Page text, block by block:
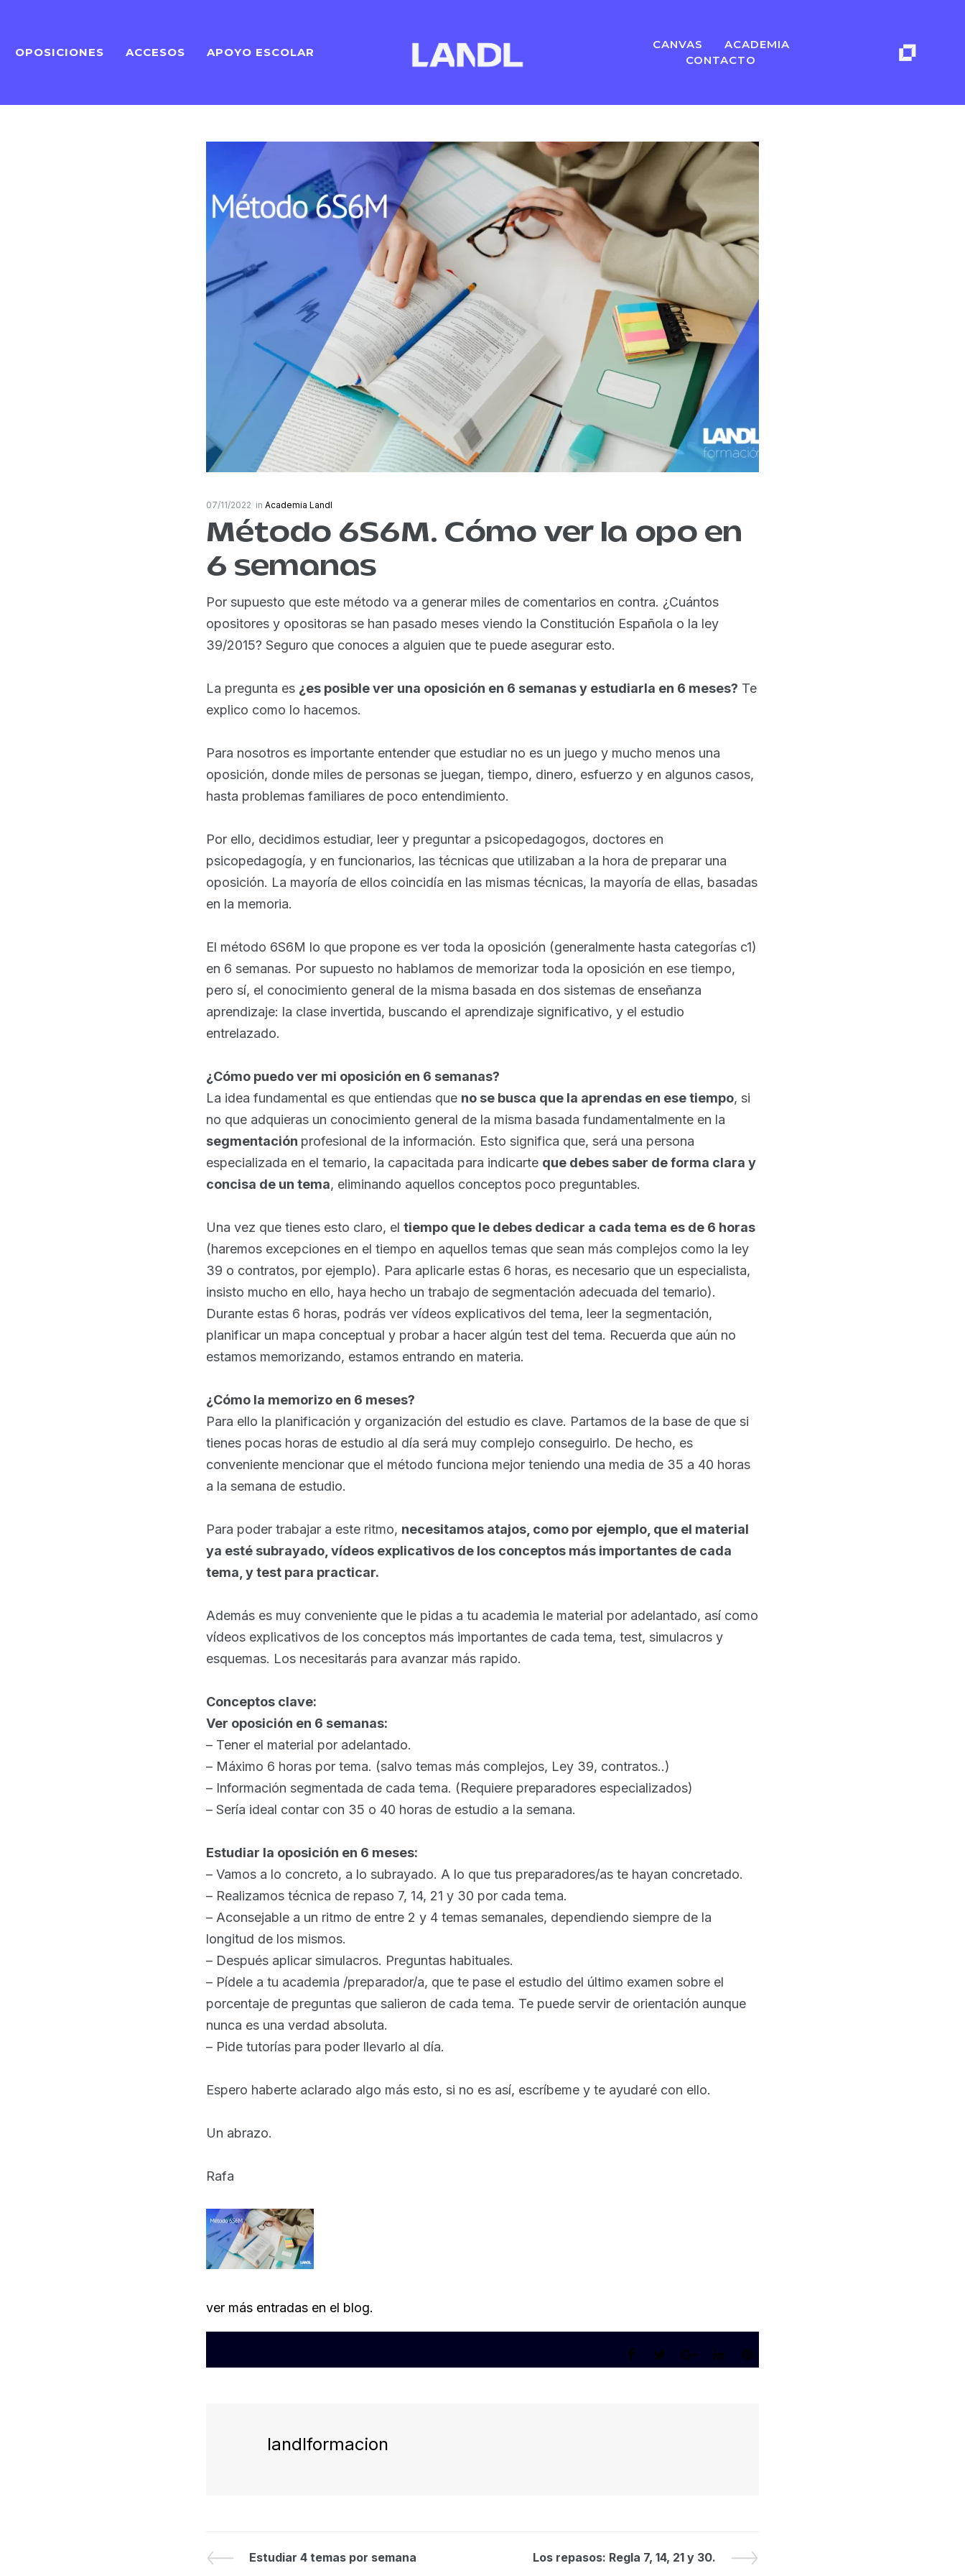
OPOSICIONES ACCESOS APOYO ESCOLAR
CANVAS
ACADEMIA
CONTACTO
07/11/2022 in Academia Landl
Método 6S6M. Cómo ver la opo en
6 semanas
Por supuesto que este método va a generar miles de comentarios en contra. ¿Cuántos
opositores y opositoras se han pasado meses viendo la Constitución Española o la ley
39/2015? Seguro que conoces a alguien que te puede asegurar esto.
La pregunta es ¿es posible ver una oposición en 6 semanas y estudiarla en 6 meses? Te
explico como lo hacemos.
Para nosotros es importante entender que estudiar no es un juego y mucho menos una
oposición, donde miles de personas se juegan, tiempo, dinero, esfuerzo y en algunos casos,
hasta problemas familiares de poco entendimiento.
Por ello, decidimos estudiar, leer y preguntar a psicopedagogos, doctores en
psicopedagogía, y en funcionarios, las técnicas que utilizaban a la hora de preparar una
oposición. La mayoría de ellos coincidía en las mismas técnicas, la mayoría de ellas, basadas
en la memoria.
El método 6S6M lo que propone es ver toda la oposición (generalmente hasta categorías c1)
en 6 semanas. Por supuesto no hablamos de memorizar toda la oposición en ese tiempo,
pero sí, el conocimiento general de la misma basada en dos sistemas de enseñanza
aprendizaje: la clase invertida, buscando el aprendizaje significativo, y el estudio
entrelazado.
¿Cómo puedo ver mi oposición en 6 semanas?
La idea fundamental es que entiendas que no se busca que la aprendas en ese tiempo, si
no que adquieras un conocimiento general de la misma basada fundamentalmente en la
segmentación profesional de la información. Esto significa que, será una persona
especializada en el temario, la capacitada para indicarte que debes saber de forma clara y
concisa de un tema, eliminando aquellos conceptos poco preguntables.
Una vez que tienes esto claro, el tiempo que le debes dedicar a cada tema es de 6 horas
(haremos excepciones en el tiempo en aquellos temas que sean más complejos como la ley
39 o contratos, por ejemplo). Para aplicarle estas 6 horas, es necesario que un especialista,
insisto mucho en ello, haya hecho un trabajo de segmentación adecuada del temario).
Durante estas 6 horas, podrás ver vídeos explicativos del tema, leer la segmentación,
planificar un mapa conceptual y probar a hacer algún test del tema. Recuerda que aún no
estamos memorizando, estamos entrando en materia.
¿Cómo la memorizo en 6 meses?
Para ello la planificación y organización del estudio es clave. Partamos de la base de que si
tienes pocas horas de estudio al día será muy complejo conseguirlo. De hecho, es
conveniente mencionar que el método funciona mejor teniendo una media de 35 a 40 horas
a la semana de estudio.
Para poder trabajar a este ritmo, necesitamos atajos, como por ejemplo, que el material
ya esté subrayado, vídeos explicativos de los conceptos más importantes de cada
tema, y test para practicar.
Además es muy conveniente que le pidas a tu academia le material por adelantado, así como
vídeos explicativos de los conceptos más importantes de cada tema, test, simulacros y
esquemas. Los necesitarás para avanzar más rapido.
Conceptos clave:
Ver oposición en 6 semanas:
– Tener el material por adelantado.
– Máximo 6 horas por tema. (salvo temas más complejos, Ley 39, contratos..)
– Información segmentada de cada tema. (Requiere preparadores especializados)
– Sería ideal contar con 35 o 40 horas de estudio a la semana.
Estudiar la oposición en 6 meses:
– Vamos a lo concreto, a lo subrayado. A lo que tus preparadores/as te hayan concretado.
– Realizamos técnica de repaso 7, 14, 21 y 30 por cada tema.
– Aconsejable a un ritmo de entre 2 y 4 temas semanales, dependiendo siempre de la
longitud de los mismos.
– Después aplicar simulacros. Preguntas habituales.
– Pídele a tu academia /preparador/a, que te pase el estudio del último examen sobre el
porcentaje de preguntas que salieron de cada tema. Te puede servir de orientación aunque
nunca es una verdad absoluta.
– Pide tutorías para poder llevarlo al día.
Espero haberte aclarado algo más esto, si no es así, escríbeme y te ayudaré con ello.
Un abrazo.
Rafa
ver más entradas en el blog.
landlformacion
Estudiar 4 temas por semana Los repasos: Regla 7, 14, 21 y 30.